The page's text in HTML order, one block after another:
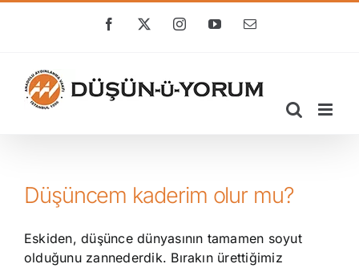
Facebook
X InstagramYouTube
E-
Düşüncem kaderim olur mu?
Eskiden, düşünce dünyasının tamamen soyut
olduğunu zannederdik. Bırakın ürettiğimiz